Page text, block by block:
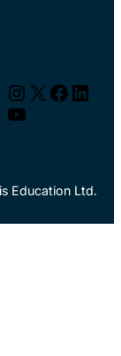
Instagram
X
YouTube
Education Ltd.